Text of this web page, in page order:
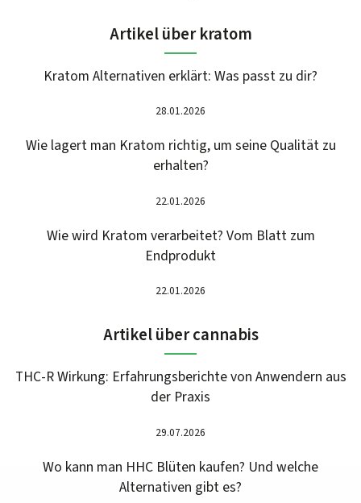
Artikel über kratom
Kratom Alternativen erklärt: Was passt zu dir?
28.01.2026
Wie lagert man Kratom richtig, um seine Qualität zu
erhalten?
22.01.2026
Wie wird Kratom verarbeitet? Vom Blatt zum
Endprodukt
22.01.2026
Artikel über cannabis
THC-R Wirkung: Erfahrungsberichte von Anwendern aus
der Praxis
29.07.2026
Wo kann man HHC Blüten kaufen? Und welche
Alternativen gibt es?